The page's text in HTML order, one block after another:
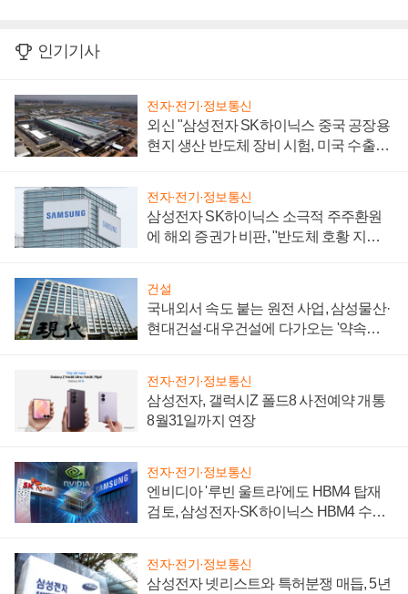
인기기사
전자·전기·정보통신
외신 "삼성전자 SK하이닉스 중국 공장용
현지 생산 반도체 장비 시험, 미국 수출통
전자·전기·정보통신
삼성전자 SK하이닉스 소극적 주주환원
에 해외 증권가 비판, "반도체 호황 지속
건설
국내외서 속도 붙는 원전 사업, 삼성물산·
현대건설·대우건설에 다가오는 '약속의
전자·전기·정보통신
삼성전자, 갤럭시Z 폴드8 사전예약 개통
8월31일까지 연장
전자·전기·정보통신
엔비디아 '루빈 울트라'에도 HBM4 탑재
검토, 삼성전자·SK하이닉스 HBM4 수율
전자·전기·정보통신
삼성전자 넷리스트와 특허분쟁 매듭, 5년